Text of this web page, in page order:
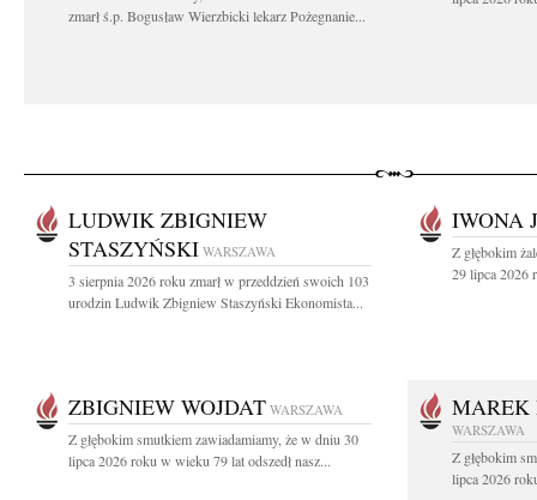
zmarł ś.p. Bogusław Wierzbicki lekarz Pożegnanie...
LUDWIK ZBIGNIEW
STASZYŃSKI WARSZAWA
3 sierpnia 2026 roku zmarł w przeddzień swoich 103
urodzin Ludwik Zbigniew Staszyński Ekonomista...
IWONA
Z głębokim
29 lipca 2026
ZBIGNIEW WOJDAT WARSZAWA
Z głębokim smutkiem zawiadamiamy, że w dniu 30
lipca 2026 roku w wieku 79 lat odszedł nasz...
MAREK
WARSZAWA
Z głębokim
lipca 2026